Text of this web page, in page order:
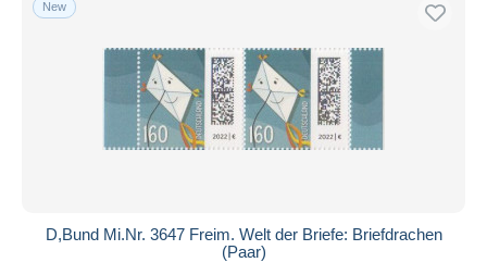
Free shipping
Payment methods
PayPal
Bank transfer
Visa
iDeal
New
D,Bund Mi.Nr. 3647 Freim. Welt der Briefe: Briefdrachen
(Paar)